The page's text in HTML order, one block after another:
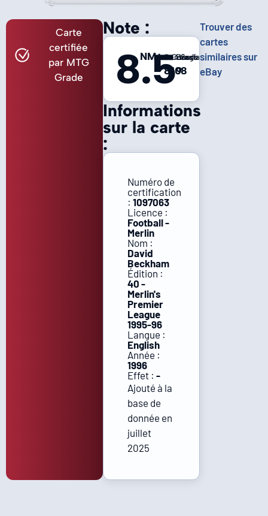
Carte
certifiée
par MTG
Grade
Informations
sur la carte
:
Numéro de
certification
: 1097063
Licence :
Football -
Merlin
Nom :
David
Beckham
Édition :
40 -
Merlin's
Premier
League
1995-96
Langue :
English
Année :
1996
Effet : -
Ajouté à la
base de
donnée en
juillet
2025
Note :
8.5
NM+Centrage
8
Coins
10
Bords
9
Surface
8
Trouver des
cartes
similaires sur
eBay